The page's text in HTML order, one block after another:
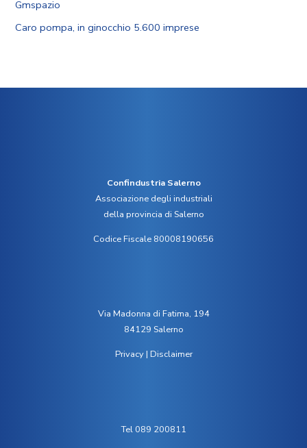
Gmspazio
Caro pompa, in ginocchio 5.600 imprese
Confindustria Salerno
Associazione degli industriali
della provincia di Salerno
Codice Fiscale 80008190656
Via Madonna di Fatima, 194
84129 Salerno
Privacy| Disclaimer
Tel 089 200811